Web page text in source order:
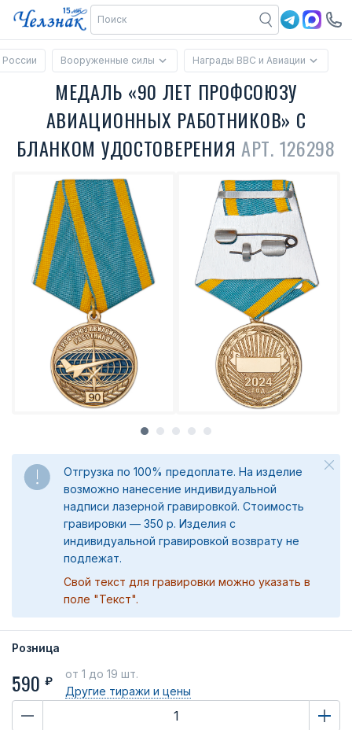
Вооруженные силы Награды ВВС и Авиации
МЕДАЛЬ «90 ЛЕТ ПРОФСОЮЗУ
АВИАЦИОННЫХ РАБОТНИКОВ» С
БЛАНКОМ УДОСТОВЕРЕНИЯ АРТ. 126298
Отгрузка по 100% предоплате. На изделие
возможно нанесение индивидуальной
надписи лазерной гравировкой. Стоимость
гравировки — 350 р. Изделия с
индивидуальной гравировкой возврату не
подлежат.
Свой текст для гравировки можно указать в
поле "Текст".
Розница
590 ₽
от 1 до 19 шт.
Другие тиражии цены